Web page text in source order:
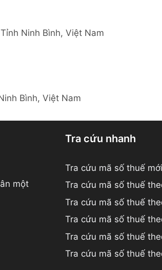
Ninh Bình, Việt Nam
Bình, Việt Nam
một
Tra cứu nhanh
Tra cứu mã số thuế mới
Tra cứu mã số thuế
Tra cứu mã số thuế
Tra cứu mã số thuế
Tra cứu mã số thuế
Tra cứu mã số thuế